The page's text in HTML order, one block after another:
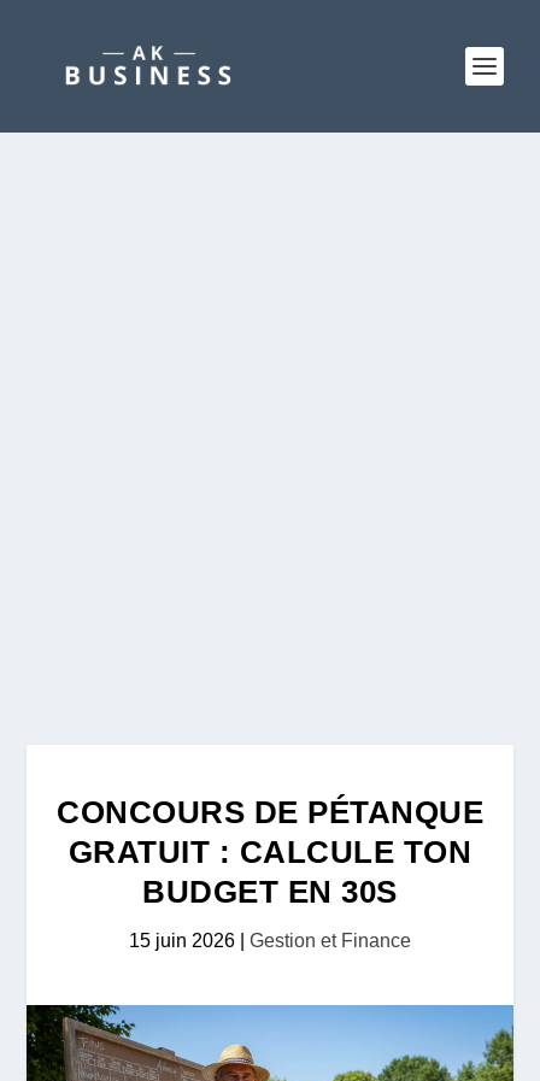
CONCOURS DE PÉTANQUE
GRATUIT : CALCULE TON
BUDGET EN 30S
15 juin 2026 Gestion et Finance